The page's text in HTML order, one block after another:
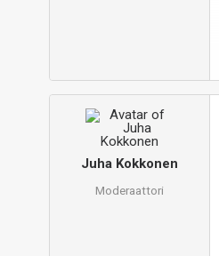
Juha Kokkonen
Moderaattori